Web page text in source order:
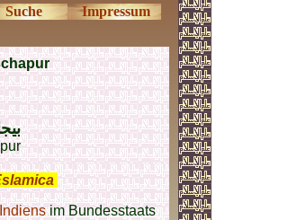
Suche Impressum
Indiensim Bundesstaats